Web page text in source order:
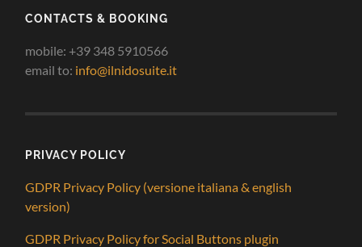
CONTACTS & BOOKING
mobile: +39 348 5910566
email to: info@ilnidosuite.it
PRIVACY POLICY
GDPR Privacy Policy (versione italiana & english
version)
GDPR Privacy Policy for Social Buttons plugin